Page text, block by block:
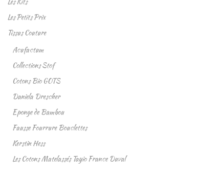
Les Petits Prix
Tissus Couture
Acufactum
Collections Stof
Cotons Bio GOTS
Daniela Drescher
Eponge de Bambou
Fausse Fourrure Bouclettes
Kerstin Hess
Les Cotons Matelassés Tayio France Duval